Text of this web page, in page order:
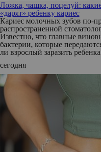
Ложка, чашка, поцелуй:
«дарят» ребенку кариес
Кариес молочных зубов по-
распространенной
Известно, что главные
бактерии, которые
ли взрослый заразить
сегодня